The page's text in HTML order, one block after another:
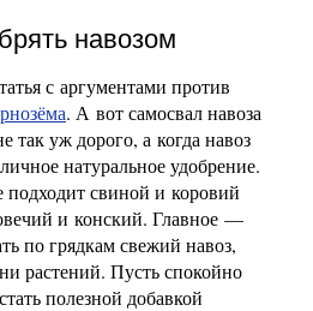
навозом
с аргументами против
. А вот самосвал навоза
так уж дорого, а когда навоз
натуральное удобрение.
свиной и коровий
и конский. Главное —
по грядкам свежий навоз,
растений. Пусть спокойно
полезной добавкой